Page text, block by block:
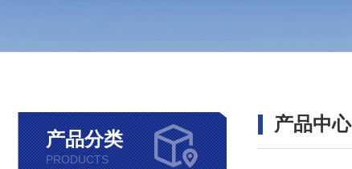
产品分类
PRODUCTS
产品中心